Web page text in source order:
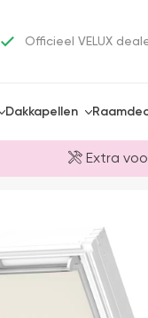
Officieel VELUX
Dakkapellen
Extra